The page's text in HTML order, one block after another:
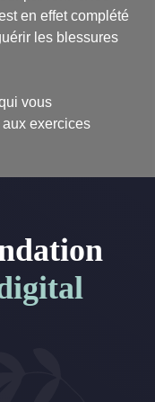
en effet complété
les blessures
vous
exercices